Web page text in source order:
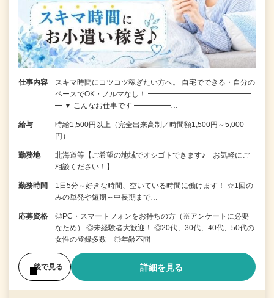
仕事内容
スキマ時間にコツコツ稼ぎたい方へ。 自宅でできる・自分の
ペースでOK・ノルマなし！ ━━━━━━━━━━━━━━
━ ▼ こんなお仕事です ━━━━━…
給与
時給1,500円以上（完全出来高制／時間額1,500円～5,000
円）
勤務地
北海道等【ご希望の地域でオシゴトできます♪ お気軽にご
相談ください！】
勤務時間
1日5分～好きな時間、空いている時間に働けます！ ☆1回の
みの単発や短期～中長期まで…
応募資格
◎PC・スマートフォンをお持ちの方（※アンケートに必要
なため） ◎未経験者大歓迎！ ◎20代、30代、40代、50代の
女性の登録多数 ◎年齢不問
後で見る 詳細を見る